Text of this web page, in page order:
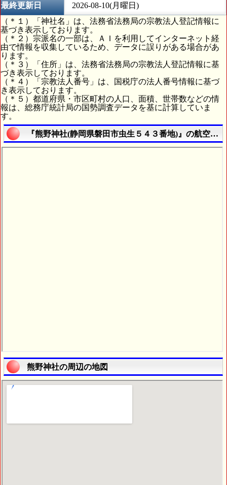
最終更新日
2026-08-10(月曜日)
（＊１）「神社名」は、法務省法務局の宗教法人登記情報に
基づき表示しております。
（＊２）宗派名の一部は、ＡＩを利用してインターネット経
由で情報を収集しているため、データに誤りがある場合があ
ります。
（＊３）「住所」は、法務省法務局の宗教法人登記情報に基
づき表示しております。
（＊４）「宗教法人番号」は、国税庁の法人番号情報に基づ
き表示しております。
（＊５）都道府県・市区町村の人口、面積、世帯数などの情
報は、総務庁統計局の国勢調査データを基に計算していま
す。
『熊野神社(静岡県磐田市虫生５４３番地)』の航空写真
熊野神社の周辺の地図